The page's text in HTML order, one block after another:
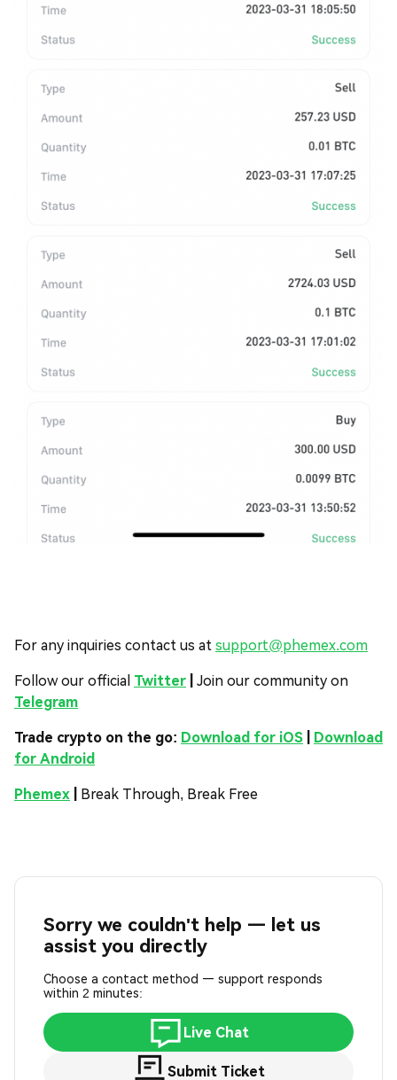
For any inquiries contact us at support@phemex.com
Follow our official Twitter
Join our community on
Telegram
Trade crypto on the go: Download for iOS
Download
for Android
Phemex Break Through, Break Free
Sorry we couldn't help — let us
assist you directly
Choose a contact method — support responds
within 2 minutes:
Live Chat
Submit Ticket